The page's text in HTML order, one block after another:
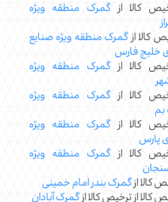
کالا ازگمرک منطقه ویژه
کالا ازگمرک منطقه ویژه صنایع
خلیج فارس
کالا ازگمرک منطقه ویژه
کالا ازگمرک منطقه ویژه
بم
کالا ازگمرک منطقه ویژه
پارس
کالا ازگمرک منطقه ویژه
کالا ازگمرک بندر امام خمینی
کالا از ترخیص کالا ازگمرک آبادان